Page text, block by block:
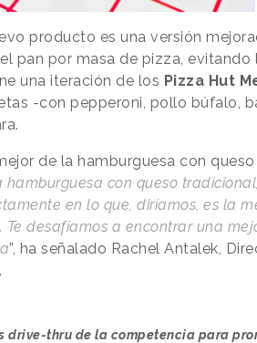
producto es una versión
pan por masa de pizza, evitando
una iteración de los Pizza Hut
-con pepperoni, pollo búfalo,
de la hamburguesa con queso
hamburguesa con queso
en lo que, diríamos, es la
desafiamos a encontrar una
”, ha señalado Rachel Antalek,
drive-thru de la competencia para